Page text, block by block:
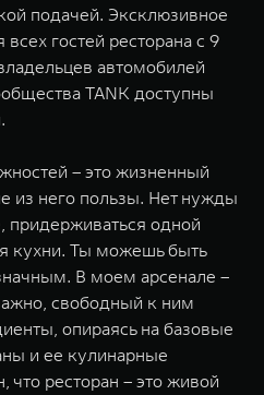
WEY 80
от 8 099
подачей. Эксклюзивное
гостей ресторана с 9
автомобилей
TANK доступны
– это жизненный
из него пользы. Нет нужды
придерживаться одной
кухни. Ты можешь быть
В моем арсенале –
свободный к ним
опираясь на базовые
и ее кулинарные
ресторан – это живой